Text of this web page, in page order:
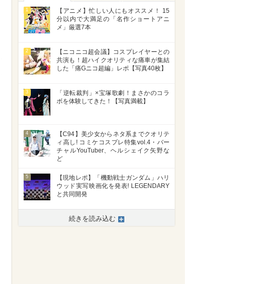
1
【アニメ】忙しい人にもオススメ！ 15
分以内で大満足の「名作ショートアニ
メ」厳選7本
2
【ニコニコ超会議】コスプレイヤーとの
共演も！超ハイクオリティな痛車が集結
した「痛Gニコ超編」レポ【写真40枚】
3
「逆転裁判」×宝塚歌劇！まさかのコラ
ボを体験してきた！【写真満載】
4
【C94】美少女からネタ系までクオリテ
ィ高し! コミケコスプレ特集vol.4・バー
チャルYouTuber、ヘルシェイク矢野な
ど
5
【現地レポ】「機動戦士ガンダム」ハリ
ウッド実写映画化を発表! LEGENDARY
と共同開発
続きを読み込む